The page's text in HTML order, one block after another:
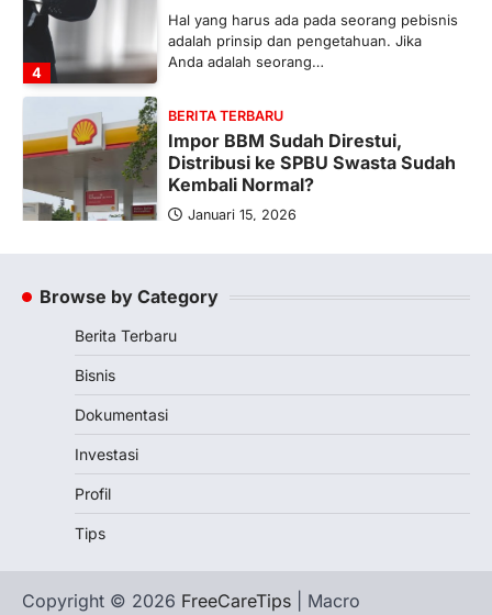
4
Hal yang harus ada pada seorang pebisnis
adalah prinsip dan pengetahuan. Jika
Anda adalah seorang…
BERITA TERBARU
Impor BBM Sudah Direstui,
Distribusi ke SPBU Swasta Sudah
Kembali Normal?
Januari 15, 2026
BERITA TERBARU
Bergairah?
Maret 13, 2026
Ketegangan di Timur Tengah mulai
global, termasuk pupuk. Di tengah
Browse by Category
Berita Terbaru
Bisnis
Dokumentasi
Investasi
Profil
Tips
Copyright © 2026 FreeCareTips | Macro